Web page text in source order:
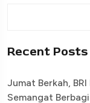
Recent Posts
Jumat Berkah,
Semangat Berbagi